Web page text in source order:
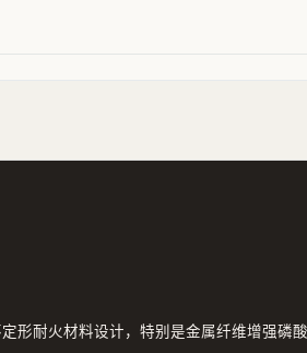
形耐火材料设计，特别是金属纤维增强磷